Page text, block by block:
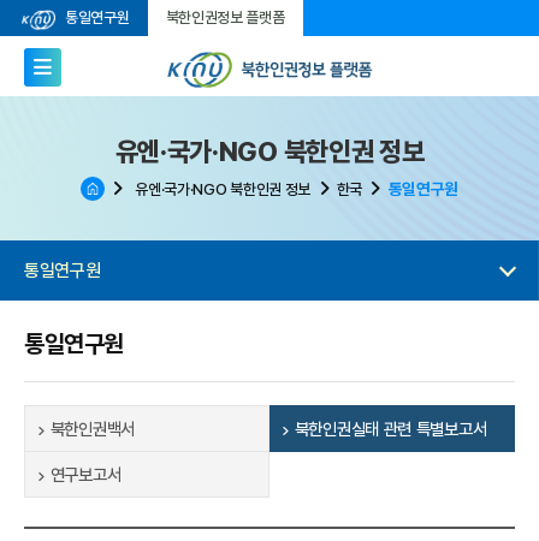
통일연구원 북한인권정보 플랫폼
유엔·국가·NGO 북한인권 정보
유엔·국가·NGO 북한인권 정보 한국 통일연구원
통일연구원
통일연구원
북한인권백서 북한인권실태 관련 특별보고서
연구보고서